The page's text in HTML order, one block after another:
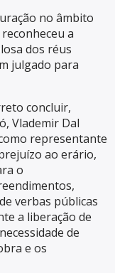
no âmbito
a
dos réus
julgado para
concluir,
Vlademir Dal
representante
ao erário,
o
verbas públicas
a liberação de
de
e os